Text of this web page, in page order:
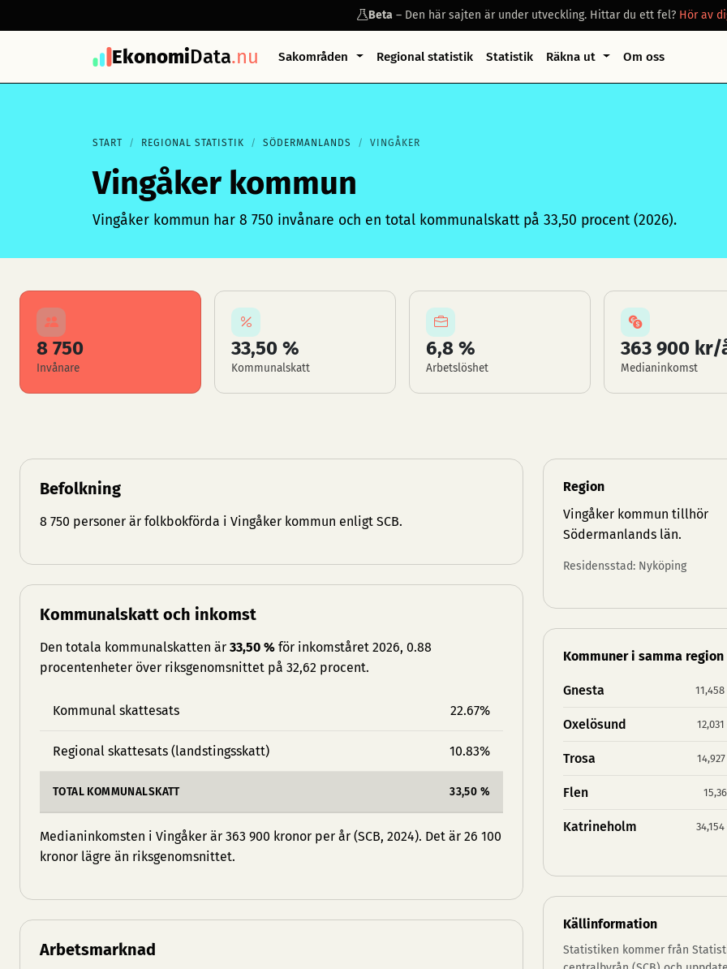
Beta– Den här sajten är under utveckling. Hittar du ett fel? Hör av
EkonomiData.nu Sakområden Regional statistik Statistik Räkna ut Om oss
START REGIONAL STATISTIK SÖDERMANLANDS VINGÅKER
Vingåker kommun
Vingåker kommun har 8 750 invånare och en total kommunalskatt på 33,50 procent (2026).
8 750
Invånare
33,50 %
Kommunalskatt
6,8 %
Arbetslöshet
363 900 kr/
Medianinkomst
Befolkning
8 750 personer är folkbokförda i Vingåker kommun enligt SCB.
Kommunalskatt och inkomst
Den totala kommunalskatten är 33,50 % för inkomståret 2026, 0.88
procentenheter över riksgenomsnittet på 32,62 procent.
Kommunal skattesats 22.67%
Regional skattesats (landstingsskatt) 10.83%
TOTAL KOMMUNALSKATT 33,50 %
Medianinkomsten i Vingåker är 363 900 kronor per år (SCB, 2024). Det är 26 100
kronor lägre än riksgenomsnittet.
Arbetsmarknad
Region
Vingåker kommun tillhör
Södermanlands län.
Residensstad: Nyköping
Kommuner i samma region
Gnesta 11,458
Oxelösund 12,031
Trosa 14,927
Flen
Katrineholm 34,154
Källinformation
Statistiken kommer från